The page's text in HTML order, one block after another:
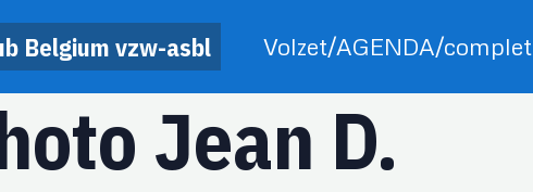
Belgium vzw-asbl Volzet/AGENDA/complet
Jean D.